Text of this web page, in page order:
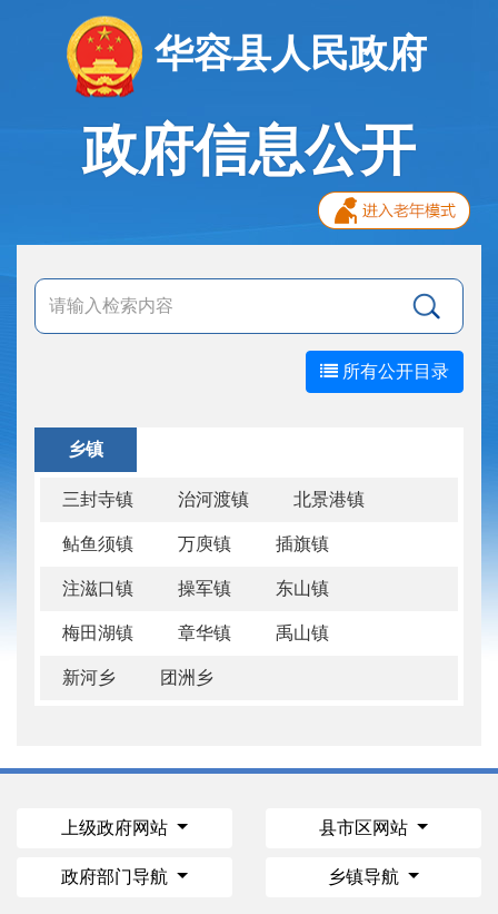
华容县人民政府
政府信息公开
所有公开目录
乡镇
三封寺镇 治河渡镇 北景港镇
鲇鱼须镇 万庾镇 插旗镇
注滋口镇 操军镇 东山镇
梅田湖镇 章华镇 禹山镇
新河乡 团洲乡
上级政府网站 县市区网站
政府部门导航 乡镇导航